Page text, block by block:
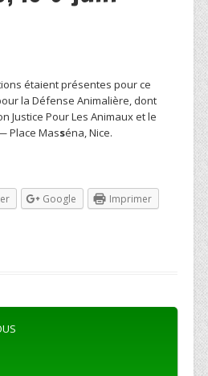
étaient présentes pour ce
la Défense Animalière, dont
Justice Pour Les Animaux et le
Place Masséna, Nice.
Google Imprimer